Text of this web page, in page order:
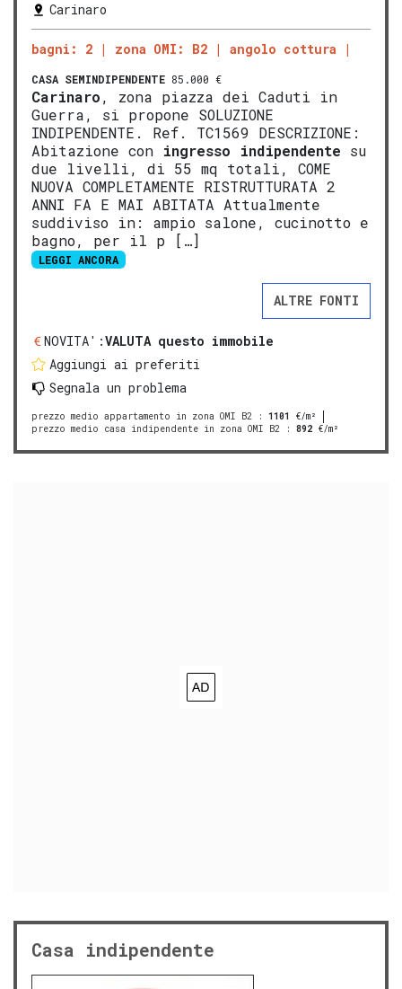
Carinaro
bagni: 2 zona OMI: B2 angolo cottura
CASA SEMINDIPENDENTE 85.000 €
Carinaro, zona piazza dei Caduti in
Guerra, si propone SOLUZIONE
INDIPENDENTE. Ref. TC1569 DESCRIZIONE:
Abitazione con ingresso indipendente su
due livelli, di 55 mq totali, COME
NUOVA COMPLETAMENTE RISTRUTTURATA 2
ANNI FA E MAI ABITATA Attualmente
suddiviso in: ampio salone, cucinotto e
bagno, per il p […]
LEGGI ANCORA
ALTRE FONTI
NOVITA':VALUTA questo immobile
Aggiungi ai preferiti
Segnala un problema
prezzo medio appartamento in zona OMI B2 : 1101
€/m²
prezzo medio casa indipendente in zona OMI B2 : 892 €/m²
Casa indipendente